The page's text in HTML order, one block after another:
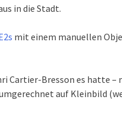
in die Stadt.
mit einem manuellen
Bresson es hatte –
auf Kleinbild